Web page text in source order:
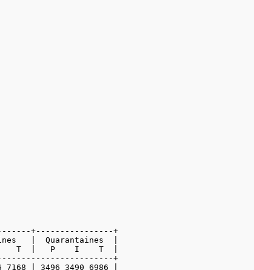
+----------------+
|  Quarantaines  |
T  |   P    I    T  |
+
| 3496 3490 6986 |